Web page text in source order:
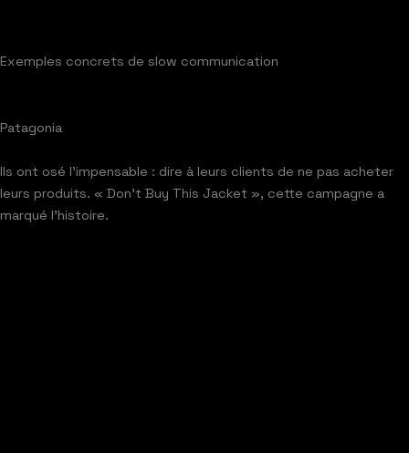
Exemples concrets de slow communication
Patagonia
Ils ont osé l’impensable : dire à leurs clients de ne pas acheter
leurs produits. « Don’t Buy This Jacket », cette campagne a
marqué l’histoire.